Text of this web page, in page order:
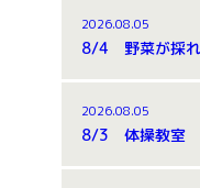
2026.08.05
8/4 野菜が採れ
2026.08.05
8/3 体操教室